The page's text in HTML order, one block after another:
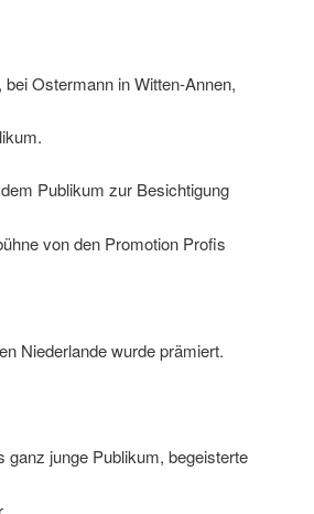
bei Ostermann in Witten-Annen,
Publikum zur Besichtigung
von den Promotion Profis
Niederlande wurde prämiert.
junge Publikum, begeisterte